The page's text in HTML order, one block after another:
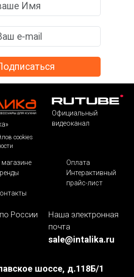
cookies
Официальный
видеоканал
магазине
Оплата
Интерактивный
прайс-лист
России
Наша электронная
почта
sale@intalika.ru
шоссе, д.118Б/1